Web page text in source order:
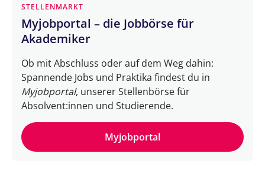
STELLENMARKT
Myjobportal – die Jobbörse für
Akademiker
Ob mit Abschluss oder auf dem Weg dahin:
Spannende Jobs und Praktika findest du in
Myjobportal, unserer Stellenbörse für
Absolvent:innen und Studierende.
Myjobportal